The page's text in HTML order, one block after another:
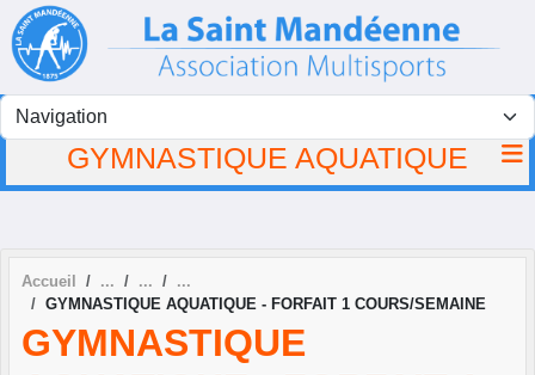
GYMNASTIQUE AQUATIQUE
Accueil
GYMNASTIQUE AQUATIQUE - FORFAIT 1 COURS/SEMAINE
GYMNASTIQUE
Panneau de gestion des cookies